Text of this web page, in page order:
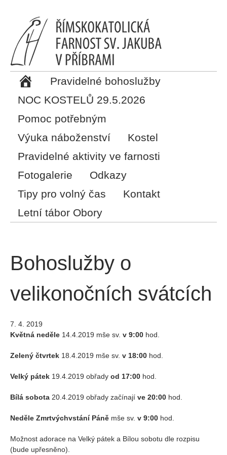
Pravidelné bohoslužby
NOC KOSTELŮ 29.5.2026
Pomoc potřebným
Výuka náboženství
Kostel
Pravidelné aktivity ve farnosti
Fotogalerie
Odkazy
Tipy pro volný čas
Kontakt
Letní tábor Obory
Bohoslužby o
velikonočních svátcích
7. 4. 2019
Květná neděle 14.4.2019 mše sv. v 9:00 hod.
Zelený čtvrtek 18.4.2019 mše sv. v 18:00 hod.
Velký pátek 19.4.2019 obřady od 17:00 hod.
Bílá sobota 20.4.2019 obřady začínají ve 20:00 hod.
Neděle Zmrtvýchvstání Páně mše sv. v 9:00 hod.
Možnost adorace na Velký pátek a Bílou sobotu dle rozpisu
(bude upřesněno).